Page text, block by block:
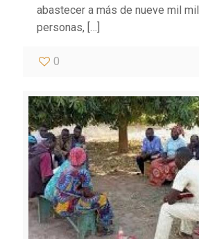
abastecer a más de nueve mil
personas, […]
0